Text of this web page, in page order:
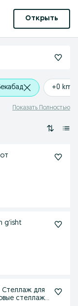
Открыть
+0 km
Показать Полностью
gʻisht
| Стеллаж для
стеллажи